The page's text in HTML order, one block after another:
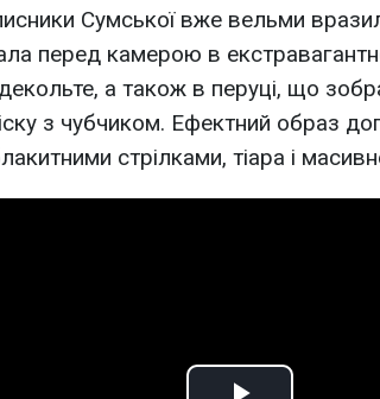
Сумської вже вельми
перед камерою в
а також в перуці, що
з чубчиком. Ефектний образ
стрілками, тіара і